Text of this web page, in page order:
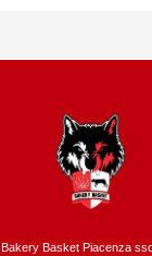
Bakery Basket Piacenza ssd